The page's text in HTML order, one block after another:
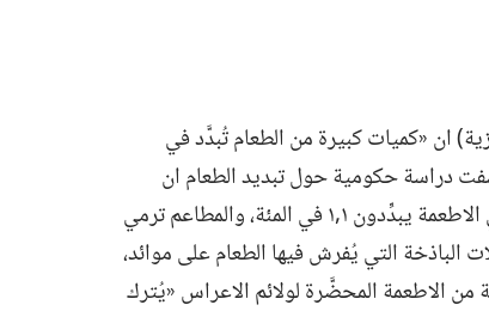
ان «كميات كبيرة من الطعام تُبدَّد في
دراسة حكومية حول تبديد الطعام ان
العائلات تبدِّد كمعدل ٧‏,٧ في المئة من طعامها،‏ وبائعي الاطعمة يبدِّدون ١‏,١ في المئة،‏ والمطاعم ترمي
الباذخة التي يُفرش فيها الطعام على موائد،‏
من المأكولات»،‏ ونحو ٢٤ في المئة من الاطعمة المحضَّرة لولائم الاعراس «يُترك